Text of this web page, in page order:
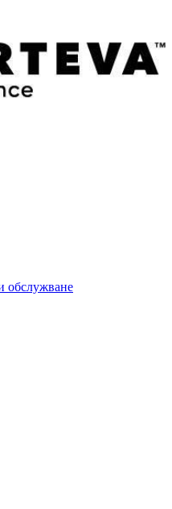
обслужване